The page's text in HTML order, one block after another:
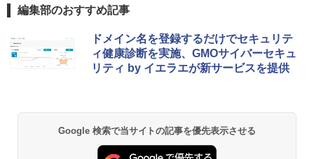
編集部のおすすめ記事
ドメイン名を登録するだけでセキュリテ
ィ健康診断を実施、GMOサイバーセキュ
リティ by イエラエが新サービスを提供
Google 検索で当サイトの記事を優先表示させる